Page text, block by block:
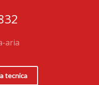
aria
tecnica